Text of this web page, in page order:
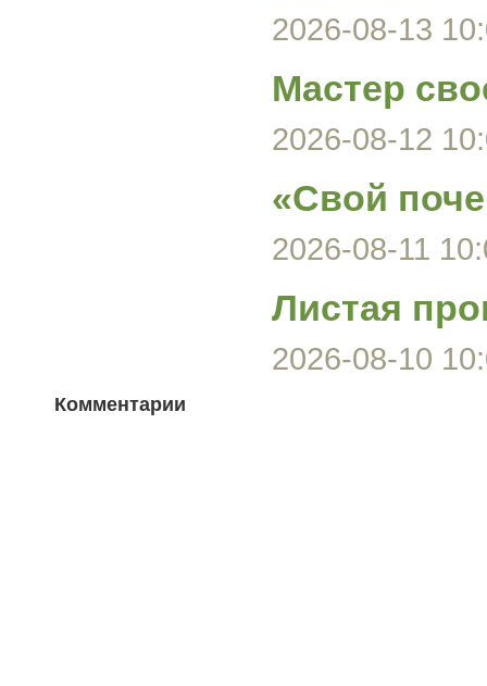
2026-08-13
Мастер
2026-08-12
«Свой
2026-08-11
Листая
2026-08-10
Комментарии